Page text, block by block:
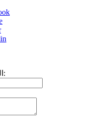
البريد الإلكتروني: